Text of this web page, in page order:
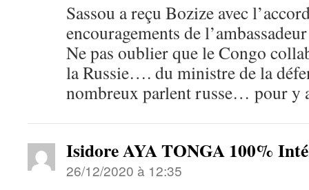
Sassou a reçu Bozize avec
encouragements de
Ne pas oublier que le Congo
la Russie…. du ministre de la
nombreux parlent russe… pour y
Isidore AYA TONGA 100%
26/12/2020 à 12:35